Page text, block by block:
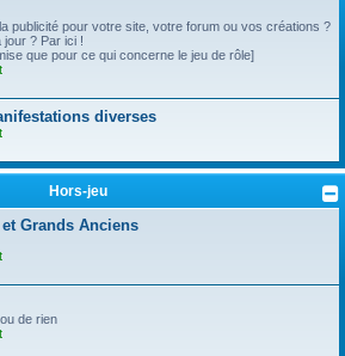
publicité pour votre site, votre forum ou vos créations ?
? Par ici !
que pour ce qui concerne le jeu de rôle]
diverses
Hors-jeu
Grands Anciens
de rien